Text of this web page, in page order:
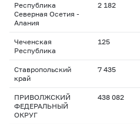
Республика
Северная Осетия -
Алания
2 182
Чеченская
Республика
125
Ставропольский
край
7 435
ПРИВОЛЖСКИЙ
ФЕДЕРАЛЬНЫЙ
ОКРУГ
438 082